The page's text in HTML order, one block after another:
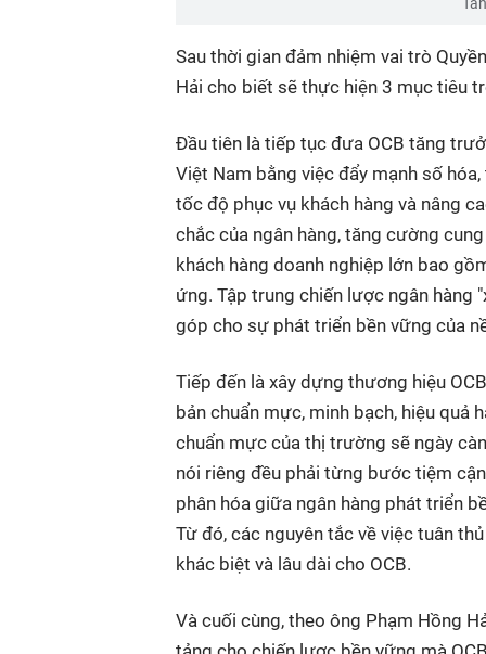
Sau thời gian đảm nhiệm vai trò
Hải cho biết sẽ thực hiện 3 mục tiêu
Đầu tiên là tiếp tục đưa OCB tăng
Việt Nam bằng việc đẩy mạnh số
tốc độ phục vụ khách hàng và nâng
chắc của ngân hàng, tăng cường
khách hàng doanh nghiệp lớn bao
ứng. Tập trung chiến lược ngân hàng
góp cho sự phát triển bền vững của
Tiếp đến là xây dựng thương hiệu
bản chuẩn mực, minh bạch, hiệu quả
chuẩn mực của thị trường sẽ ngày
nói riêng đều phải từng bước tiệm
phân hóa giữa ngân hàng phát triển
Từ đó, các nguyên tắc về việc tuân
khác biệt và lâu dài cho OCB.
Và cuối cùng, theo ông Phạm Hồng